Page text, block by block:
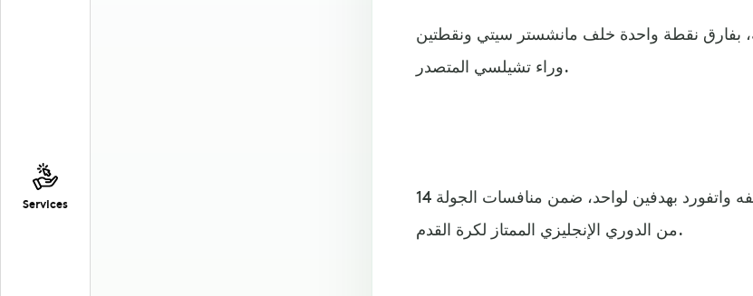
Services
المركز الثالث برصيد 31 نقطة، بفارق نقطة واحدة خلف مانشستر سيتي ونقطتين
وراء تشيلسي المتصدر.
وفي مباراة أخرى، انتصر تشيلسي على مضيفه واتفورد بهدفين لواحد، ضمن منافسات الجولة 14
من الدوري الإنجليزي الممتاز لكرة القدم.